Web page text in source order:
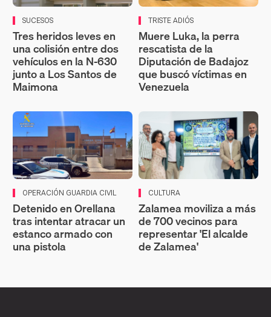
SUCESOS
Tres heridos leves en
una colisión entre dos
vehículos en la N-630
junto a Los Santos de
Maimona
TRISTE ADIÓS
Muere Luka, la perra
rescatista de la
Diputación de Badajoz
que buscó víctimas en
Venezuela
OPERACIÓN GUARDIA CIVIL
Detenido en Orellana
tras intentar atracar un
estanco armado con
una pistola
CULTURA
Zalamea moviliza a más
de 700 vecinos para
representar 'El alcalde
de Zalamea'